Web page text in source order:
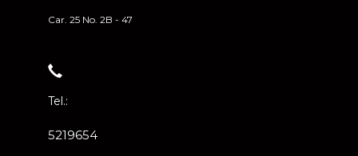
Car. 25 No. 2B - 47
Tel.:
5219654